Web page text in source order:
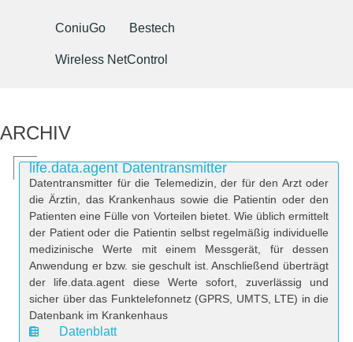
ConiuGo Bestech
Wireless NetControl
ARCHIV
life.data.agent Datentransmitter
Datentransmitter für die Telemedizin, der für den Arzt oder
die Ärztin, das Krankenhaus sowie die Patientin oder den
Patienten eine Fülle von Vorteilen bietet. Wie üblich ermittelt
der Patient oder die Patientin selbst regelmäßig individuelle
medizinische Werte mit einem Messgerät, für dessen
Anwendung er bzw. sie geschult ist. Anschließend überträgt
der life.data.agent diese Werte sofort, zuverlässig und
sicher über das Funktelefonnetz (GPRS, UMTS, LTE) in die
Datenbank im Krankenhaus
Datenblatt